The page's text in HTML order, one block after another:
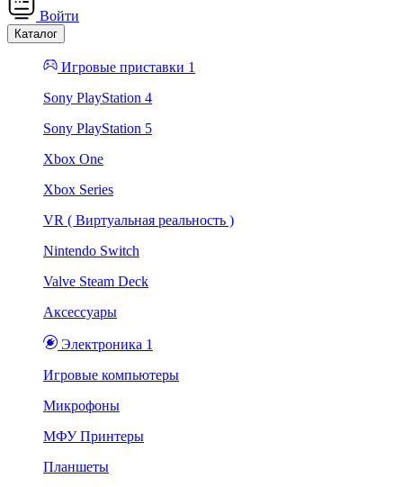
Войти
Каталог
Игровые приставки 1
Sony PlayStation 4
Sony PlayStation 5
Xbox One
Xbox Series
VR ( Виртуальная реальность )
Nintendo Switch
Valve Steam Deck
Аксессуары
Электроника 1
Игровые компьютеры
Микрофоны
МФУ Принтеры
Планшеты